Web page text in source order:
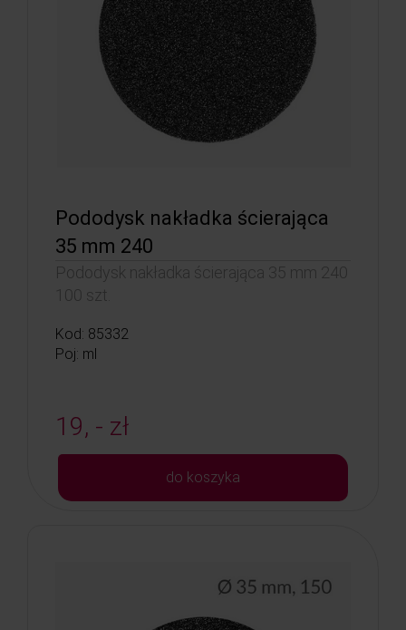
Pododysk nakładka ścierająca
35 mm 240
Pododysk nakładka ścierająca 35 mm 240
100 szt.
Kod: 85332
Poj: ml
19, - zł
do koszyka